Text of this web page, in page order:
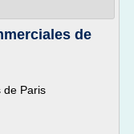
de
de Paris